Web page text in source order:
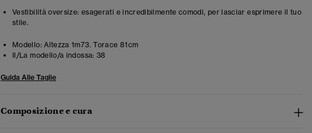
Vestibilità oversize: esagerati e incredibilmente comodi, per lasciar esprimere il tuo
stile.
Modello: Altezza 1m73. Torace 81cm
Il/La modello/a indossa: 38
Guida Alle Taglie
Composizione e cura